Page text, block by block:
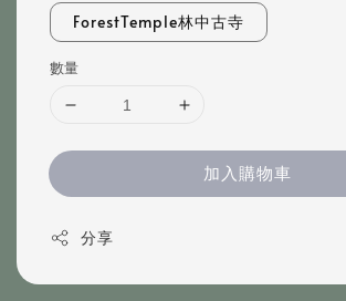
ForestTemple林中古寺
數量
加入購物車
分享